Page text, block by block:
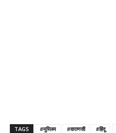
TAGS #मुस्लिम #वाराणसी #हिंदू